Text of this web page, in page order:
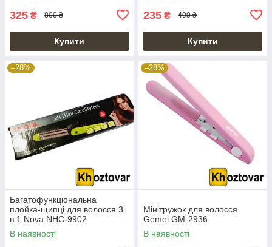
325 ₴ 800 ₴
Купити
235 ₴ 400 ₴
Купити
–28%
Багатофункціональна
плойка-щипці для волосся 3
в 1 Nova NHC-9902
В наявності
–28%
Мінітружок для волосся
Gemei GM-2936
В наявності